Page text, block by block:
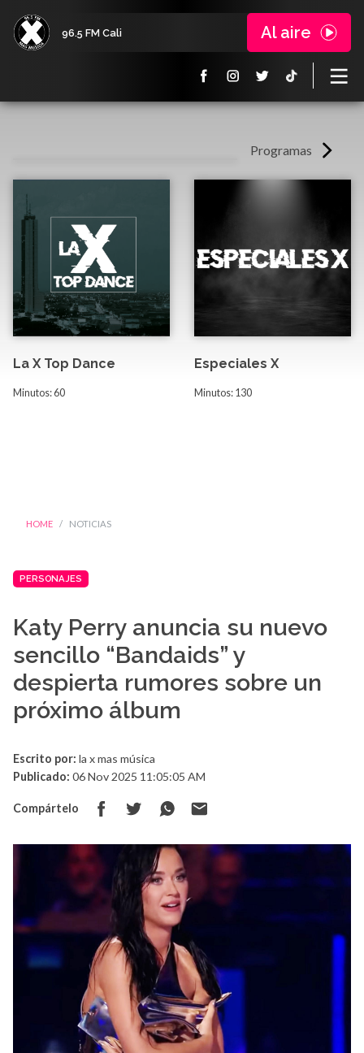
96.5 FM Cali Al aire
Programas
La X Top Dance
Minutos: 60
Especiales X
Minutos: 130
HOME NOTICIAS
PERSONAJES
Katy Perry anuncia su nuevo
sencillo “Bandaids” y
despierta rumores sobre un
próximo álbum
Escrito por: la x mas música
Publicado: 06 Nov 2025 11:05:05 AM
Compártelo